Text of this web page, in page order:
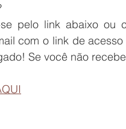
se pelo link abaixo ou
com o link de
Se você não